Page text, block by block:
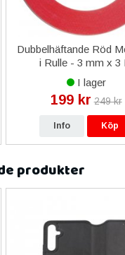
Dubbelhäftande Röd
i Rulle - 3 mm x 3
I lager
199 kr 249 kr
Info Köp
produkter